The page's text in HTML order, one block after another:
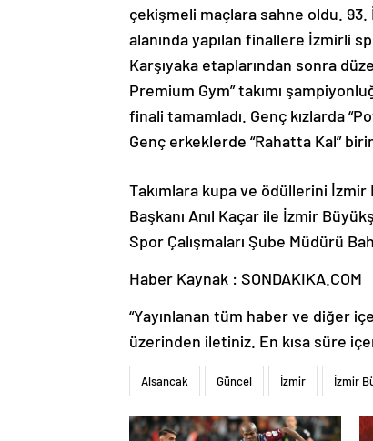
çekişmeli maçlara sahne oldu.
alanında yapılan finallere İzmirli
Karşıyaka etaplarından sonra
Premium Gym” takımı
finali tamamladı. Genç kızlarda
Genç erkeklerde “Rahatta Kal”
Takımlara kupa ve ödüllerini
Başkanı Anıl Kaçar ile İzmir
Spor Çalışmaları Şube Müdürü
Haber Kaynak : SONDAKIKA.COM
“Yayınlanan tüm haber ve diğer
üzerinden iletiniz. En kısa süre
Alsancak Güncel İzmir İzmir